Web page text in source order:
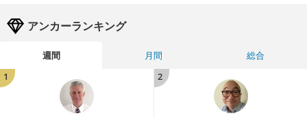
アンカーランキング
週間 月間
総合
1
2